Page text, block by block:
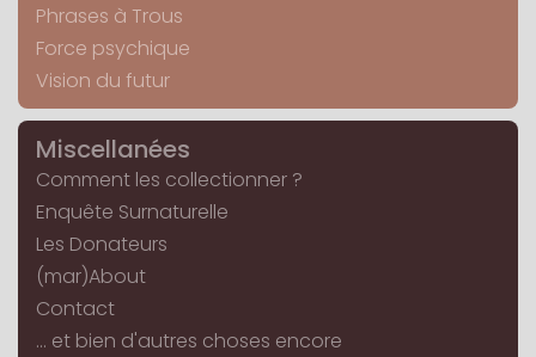
Phrases à Trous
Force psychique
Vision du futur
Miscellanées
Comment les collectionner ?
Enquête Surnaturelle
Les Donateurs
(mar)About
Contact
... et bien d'autres choses encore